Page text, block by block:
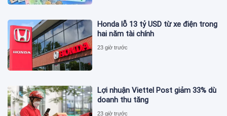
Honda lỗ 13 tỷ USD từ xe điện trong
hai năm tài chính
23 giờ trước
Lợi nhuận Viettel Post giảm 33% dù
doanh thu tăng
23 giờ trước